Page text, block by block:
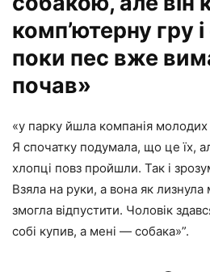
комп’ютерну гру
поки пес вже
почав»
«у парку йшла компанія
Я спочатку подумала, що це їх,
хлопці повз пройшли. Так і
Взяла на руки, а вона як лизнула
змогла відпустити. Чоловік
собі купив, а мені — собака»”.